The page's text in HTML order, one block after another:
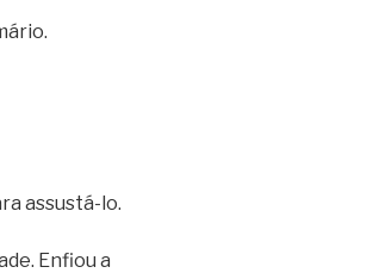
assustá-lo.
Enfiou a